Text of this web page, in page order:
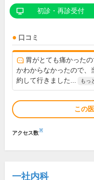
初診・再診受付
口コミ
胃がとても痛かった
かわからなかったので、
約して行きました...
もっ
この
アクセス数※
一社内科